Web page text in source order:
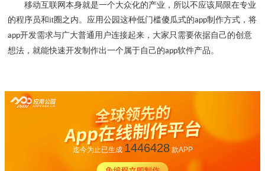
移动互联网本身就是一个大众化的产业，所以不应该局限在专业
的程序员和it圈之内。应用公园这种低门槛傻瓜式的app制作方式，将
app开发需求与广大普通用户连接起来，大家只需要依据自己的创意
想法，就能快速开发制作出一个属于自己的app软件产品。
迄今为止已生成 1446428款APP